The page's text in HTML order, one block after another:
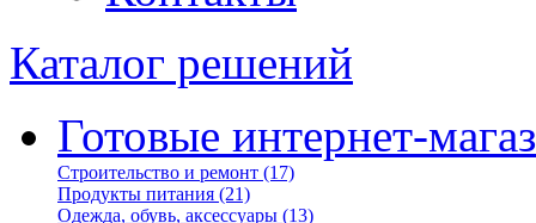
Каталог решений
Готовые интернет-
Строительство и ремонт (17)
Продукты питания (21)
Одежда, обувь, аксессуары (13)